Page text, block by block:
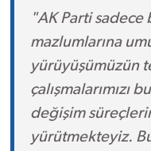
"AK Parti
mazlumlarına
yürüyüşümüzün
çalışmalarımızı
değişim
yürütmekteyiz.